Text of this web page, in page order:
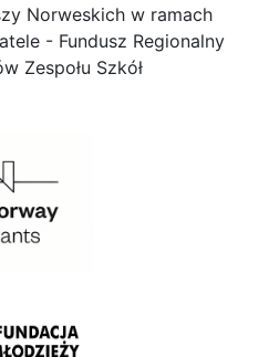
Norweskich w ramach
- Fundusz Regionalny
Zespołu Szkół